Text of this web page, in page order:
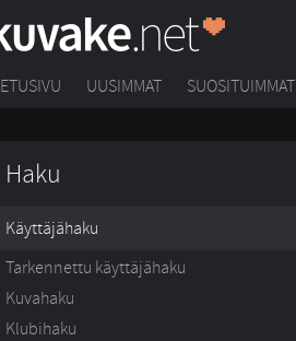
ETUSIVU UUSIMMAT SUOSITUIMMAT
Haku
Käyttäjähaku
Tarkennettu käyttäjähaku
Kuvahaku
Klubihaku